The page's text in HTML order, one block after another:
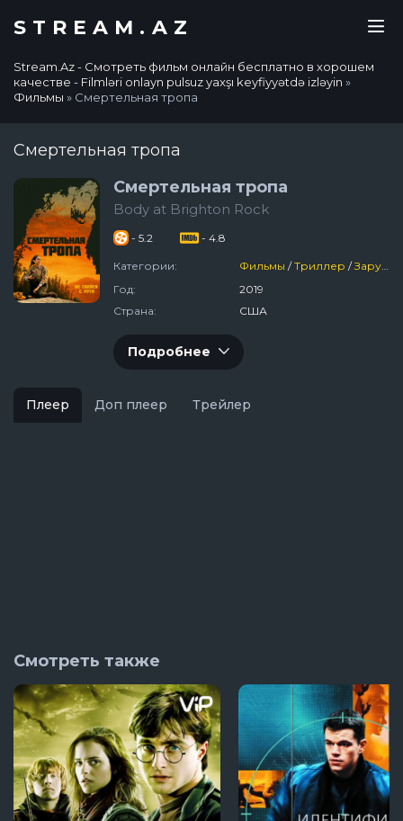
STREAM.AZ
Stream.Az - Смотреть фильм онлайн бесплатно в хорошем
качестве - Filmləri onlayn pulsuz yaxşı keyfiyyətdə izləyin »
Фильмы » Смертельная тропа
Смертельная тропа
Смертельная тропа
Body at Brighton Rock
- 5.2 - 4.8
Категории: Фильмы /Триллер /Зарубежный
Год:
2019
Страна:
США
Подробнее
Плеер Доп плеер Трейлер
Смотреть также